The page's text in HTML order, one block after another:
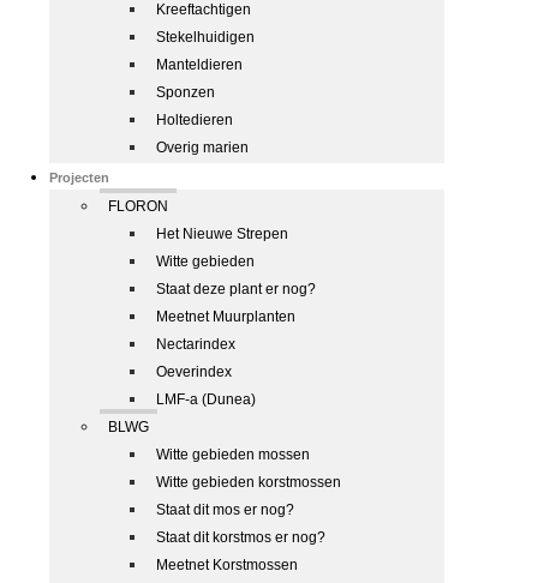
Kreeftachtigen
Stekelhuidigen
Manteldieren
Sponzen
Holtedieren
Overig marien
Projecten
FLORON
Het Nieuwe Strepen
Witte gebieden
Staat deze plant er nog?
Meetnet Muurplanten
Nectarindex
Oeverindex
LMF-a (Dunea)
BLWG
Witte gebieden mossen
Witte gebieden korstmossen
Staat dit mos er nog?
Staat dit korstmos er nog?
Meetnet Korstmossen